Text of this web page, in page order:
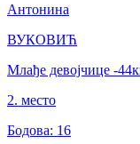
Антонина
ВУКОВИЋ
Млађе девојчице -44
2. место
Бодова: 16